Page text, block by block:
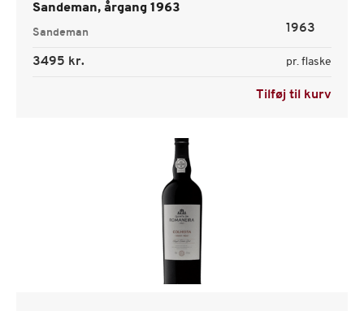
Sandeman, årgang 1963
Sandeman 1963
3495 kr. pr. flaske
Tilføj til kurv